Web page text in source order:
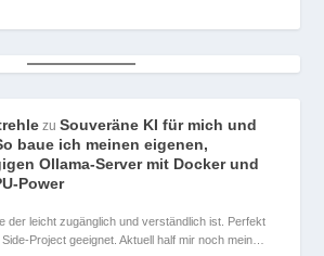
zuSouveräne KI für mich und
baue ich meinen eigenen,
Ollama-Server mit Docker und
Power
der leicht zugänglich und verständlich ist. Perfekt
Project geeignet. Aktuell half mir noch mein…